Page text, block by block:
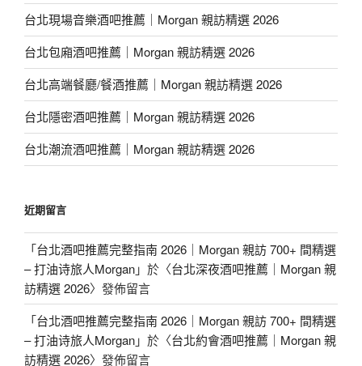
台北現場音樂酒吧推薦｜Morgan 親訪精選 2026
台北包廂酒吧推薦｜Morgan 親訪精選 2026
台北高端餐廳/餐酒推薦｜Morgan 親訪精選 2026
台北隱密酒吧推薦｜Morgan 親訪精選 2026
台北潮流酒吧推薦｜Morgan 親訪精選 2026
近期留言
「台北酒吧推薦完整指南 2026｜Morgan 親訪 700+ 間精選
– 打油诗旅人Morgan」於〈台北深夜酒吧推薦｜Morgan 親
訪精選 2026〉發佈留言
「台北酒吧推薦完整指南 2026｜Morgan 親訪 700+ 間精選
– 打油诗旅人Morgan」於〈台北約會酒吧推薦｜Morgan 親
訪精選 2026〉發佈留言